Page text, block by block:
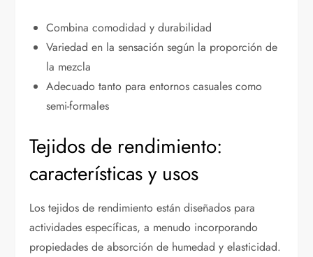
Combina comodidad y durabilidad
Variedad en la sensación según la proporción de
la mezcla
Adecuado tanto para entornos casuales como
semi-formales
Tejidos de rendimiento:
características y usos
Los tejidos de rendimiento están diseñados para
actividades específicas, a menudo incorporando
propiedades de absorción de humedad y elasticidad.